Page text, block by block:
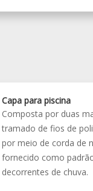
Capa para piscina
Composta por duas
tramado de fios de
por meio de corda de
fornecido como
decorrentes de chuva.